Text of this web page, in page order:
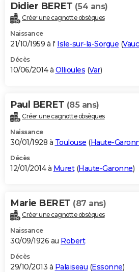
Didier BERET (54 ans)
Créer une cagnotte obsèques
Naissance
21/10/1959 à l' Isle-sur-la-Sorgue (
Décès
10/06/2014 à Ollioules (Var)
Paul BERET (85 ans)
Créer une cagnotte obsèques
Naissance
30/01/1928 à Toulouse (Haute-
Décès
12/01/2014 à Muret(Haute-Garonne)
Marie BERET (87 ans)
Créer une cagnotte obsèques
Naissance
30/09/1926 au Robert
Décès
29/10/2013 à Palaiseau (Essonne)